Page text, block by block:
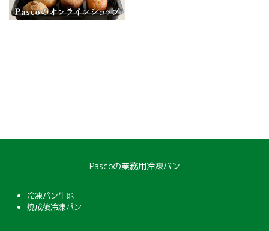
Pascoの業務用冷凍パン
冷凍パン生地
焼成後冷凍パン